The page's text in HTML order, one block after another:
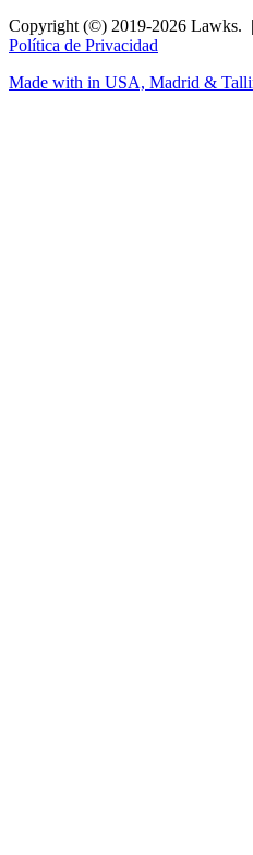
Copyright (©) 2019-2026 Lawks. |
Política de Privacidad
Made with in USA, Madrid &